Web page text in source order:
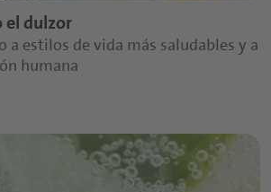
el dulzor
a estilos de vida más saludables y a
humana